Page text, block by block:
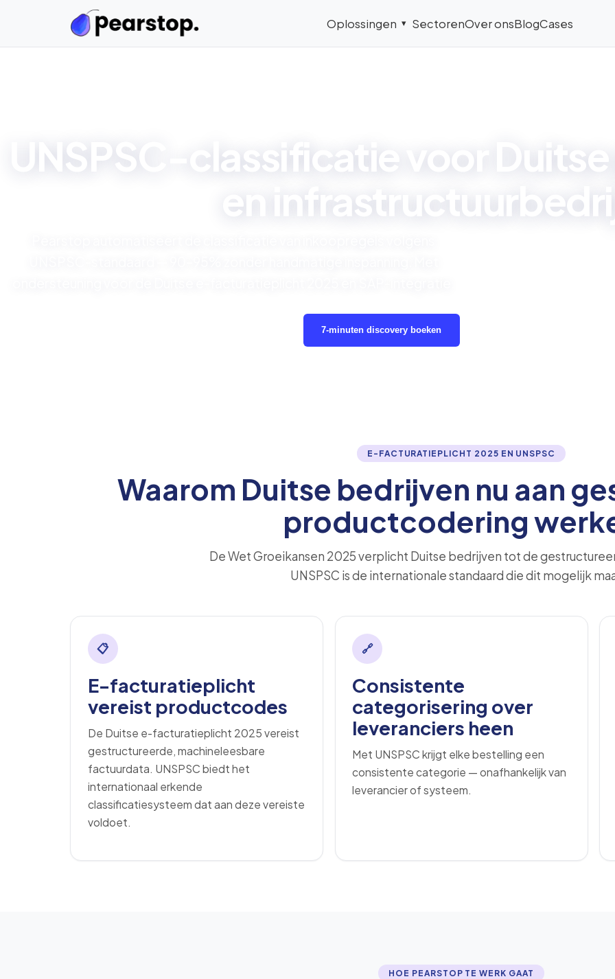
Oplossingen ▾ SectorenOver onsBlogCases
UNSPSC-classificatie voor
en
7-minuten discovery boeken
E-FACTURATIEPLICHT 2025 EN UNSPSC
Waarom Duitse bedrijven nu aan
productcodering
De Wet Groeikansen 2025 verplicht Duitse bedrijven tot de
UNSPSC is de internationale standaard die dit mogelijk
📋
E-facturatieplicht
vereist productcodes
De Duitse e-facturatieplicht 2025 vereist
gestructureerde, machineleesbare
factuurdata. UNSPSC biedt het
internationaal erkende
classificatiesysteem dat aan deze vereiste
voldoet.
🔗
Consistente
categorisering over
leveranciers heen
Met UNSPSC krijgt elke bestelling een
consistente categorie — onafhankelijk van
leverancier of systeem.
HOE PEARSTOP TE WERK GAAT